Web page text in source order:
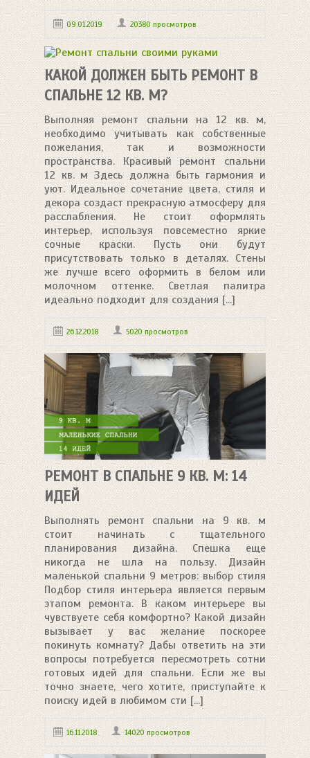
09.01.2019 20380 просмотров
КАКОЙ ДОЛЖЕН БЫТЬ РЕМОНТ В
СПАЛЬНЕ 12 КВ. М?
Выполняя ремонт спальни на 12 кв. м,
необходимо учитывать как собственные
пожелания, так и возможности
пространства. Красивый ремонт спальни
12 кв. м Здесь должна быть гармония и
уют. Идеальное сочетание цвета, стиля и
декора создаст прекрасную атмосферу для
расслабления. Не стоит оформлять
интерьер, используя повсеместно яркие
сочные краски. Пусть они будут
присутствовать только в деталях. Стены
же лучше всего оформить в белом или
молочном оттенке. Светлая палитра
идеально подходит для создания [...]
26.12.2018 5020 просмотров
РЕМОНТ В СПАЛЬНЕ 9 КВ. М: 14
ИДЕЙ
Выполнять ремонт спальни на 9 кв. м
стоит начинать с тщательного
планирования дизайна. Спешка еще
никогда не шла на пользу. Дизайн
маленькой спальни 9 метров: выбор стиля
Подбор стиля интерьера является первым
этапом ремонта. В каком интерьере вы
чувствуете себя комфортно? Какой дизайн
вызывает у вас желание поскорее
покинуть комнату? Дабы ответить на эти
вопросы потребуется пересмотреть сотни
готовых идей для спальни. Если же вы
точно знаете, чего хотите, приступайте к
поиску идей в любимом сти [...]
16.11.2018 14020 просмотров